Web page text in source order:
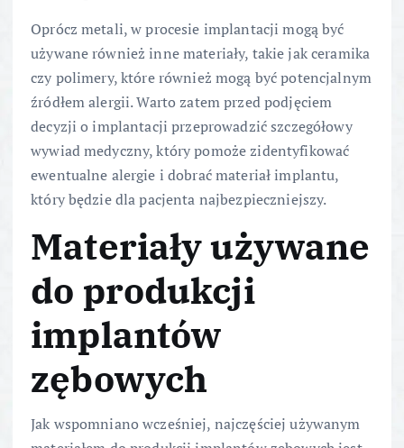
Oprócz metali, w procesie implantacji mogą być
używane również inne materiały, takie jak ceramika
czy polimery, które również mogą być potencjalnym
źródłem alergii. Warto zatem przed podjęciem
decyzji o implantacji przeprowadzić szczegółowy
wywiad medyczny, który pomoże zidentyfikować
ewentualne alergie i dobrać materiał implantu,
który będzie dla pacjenta najbezpieczniejszy.
Materiały używane
do produkcji
implantów
zębowych
Jak wspomniano wcześniej, najczęściej używanym